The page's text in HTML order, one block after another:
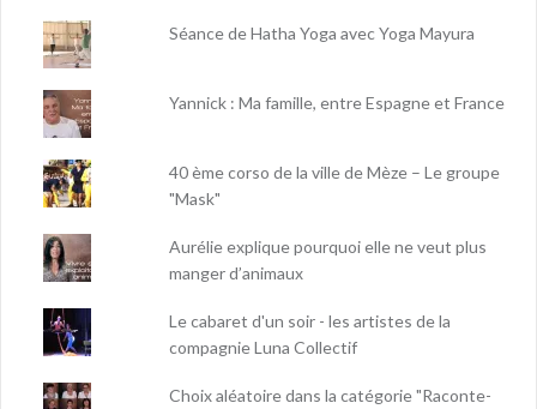
Séance de Hatha Yoga avec Yoga Mayura
Yannick : Ma famille, entre Espagne et France
40 ème corso de la ville de Mèze – Le groupe
"Mask"
Aurélie explique pourquoi elle ne veut plus
manger d’animaux
Le cabaret d'un soir - les artistes de la
compagnie Luna Collectif
Choix aléatoire dans la catégorie "Raconte-